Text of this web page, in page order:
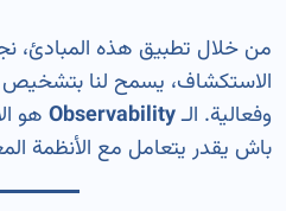
من خلال تطبيق هذه المبادئ،
الاستكشاف، يسمح لنا
وفعالية. الـObservability هو
باش يقدر يتعامل مع الأنظمة